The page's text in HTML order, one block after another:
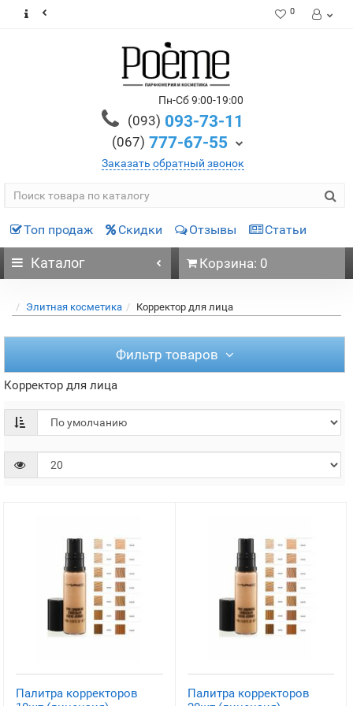
0
Пн-Сб 9:00-19:00
(093) 093-73-11
(067) 777-67-55
Заказать обратный звонок
Топ продаж Скидки Отзывы Статьи
Каталог Корзина: 0
Элитная косметика Корректор для лица
Фильтр товаров
Корректор для лица
Палитра корректоров
Палитра корректоров